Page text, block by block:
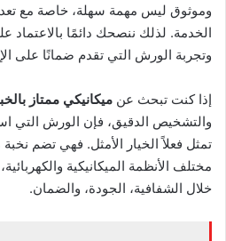
وموثوق ليس مهمة سهلة، خاصة مع
الخدمة. لذلك ننصحك دائمًا بالاعتماد
وتجربة الورش التي تقدم ضمانًا على
إذا كنت تبحث عن ميكانيكي ممتاز
والتشخيص الدقيق، فإن الورش التي
تمثل فعلاً الخيار الأمثل. فهي تضم
مختلف الأنظمة الميكانيكية
خلال الشفافية، الجودة، والضمان.